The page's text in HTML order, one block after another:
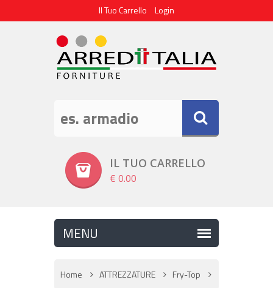
Il Tuo Carrello Login
IL TUO CARRELLO
€ 0.00
Home ATTREZZATURE Fry-Top